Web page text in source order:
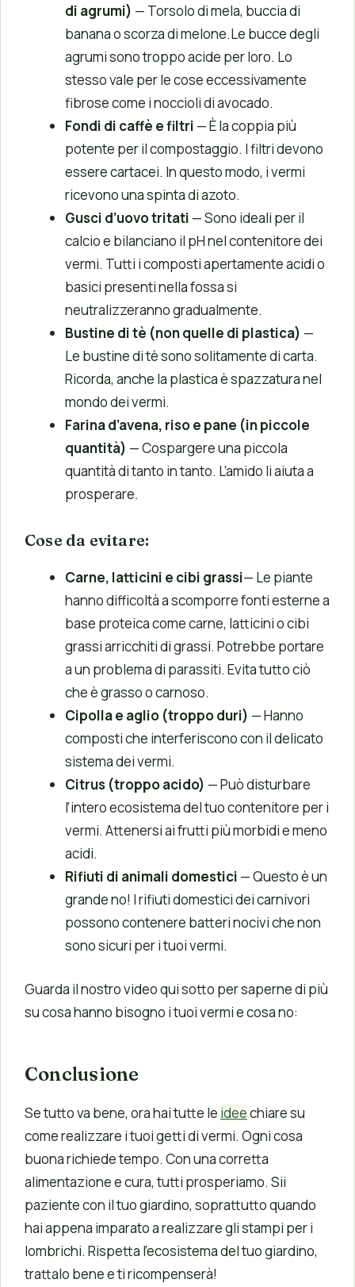
di agrumi) — Torsolo di mela, buccia di
banana o scorza di melone.Le bucce degli
agrumi sono troppo acide per loro. Lo
stesso vale per le cose eccessivamente
fibrose come i noccioli di avocado.
Fondi di caffè e filtri — È la coppia più
potente per il compostaggio. I filtri devono
essere cartacei. In questo modo, i vermi
ricevono una spinta di azoto.
Gusci d’uovo tritati — Sono ideali per il
calcio e bilanciano il pH nel contenitore dei
vermi. Tutti i composti apertamente acidi o
basici presenti nella fossa si
neutralizzeranno gradualmente.
Bustine di tè (non quelle di plastica) —
Le bustine di tè sono solitamente di carta.
Ricorda, anche la plastica è spazzatura nel
mondo dei vermi.
Farina d’avena, riso e pane (in piccole
quantità) — Cospargere una piccola
quantità di tanto in tanto. L’amido li aiuta a
prosperare.
Cose da evitare:
Carne, latticini e cibi grassi— Le piante
hanno difficoltà a scomporre fonti esterne a
base proteica come carne, latticini o cibi
grassi arricchiti di grassi. Potrebbe portare
a un problema di parassiti. Evita tutto ciò
che è grasso o carnoso.
Cipolla e aglio (troppo duri) — Hanno
composti che interferiscono con il delicato
sistema dei vermi.
Citrus (troppo acido) — Può disturbare
l’intero ecosistema del tuo contenitore per i
vermi. Attenersi ai frutti più morbidi e meno
acidi.
Rifiuti di animali domestici — Questo è un
grande no! I rifiuti domestici dei carnivori
possono contenere batteri nocivi che non
sono sicuri per i tuoi vermi.
Guarda il nostro video qui sotto per saperne di più
su cosa hanno bisogno i tuoi vermi e cosa no:
Conclusione
Se tutto va bene, ora hai tutte le ideechiare su
come realizzare i tuoi getti di vermi. Ogni cosa
buona richiede tempo. Con una corretta
alimentazione e cura, tutti prosperiamo. Sii
paziente con il tuo giardino, soprattutto quando
hai appena imparato a realizzare gli stampi per i
lombrichi. Rispetta l’ecosistema del tuo giardino,
trattalo bene e ti ricompenserà!